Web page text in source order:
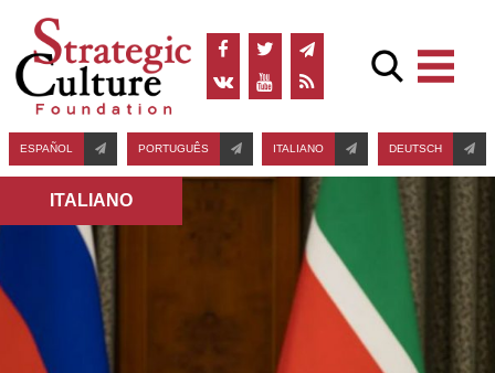
ESPAÑOL PORTUGUÊS ITALIANO DEUTSCH
ITALIANO